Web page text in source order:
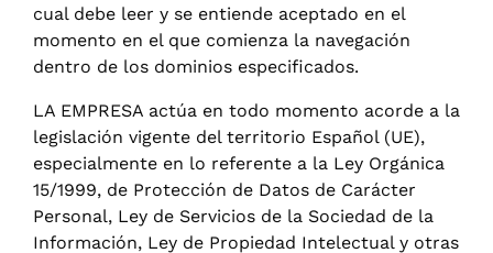
cual debe leer y se entiende aceptado en el
momento en el que comienza la navegación
dentro de los dominios especificados.
LA EMPRESA actúa en todo momento acorde a la
legislación vigente del territorio Español (UE),
especialmente en lo referente a la Ley Orgánica
15/1999, de Protección de Datos de Carácter
Personal, Ley de Servicios de la Sociedad de la
Información, Ley de Propiedad Intelectual y otras